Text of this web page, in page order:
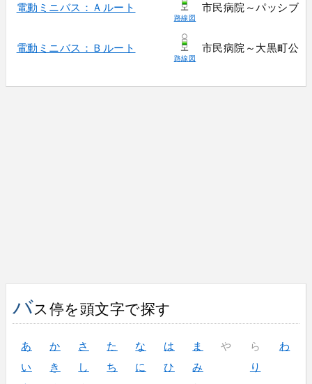
電動ミニバス：Ａルート
路線図
市民病院～パッシブ
電動ミニバス：Ｂルート
路線図
市民病院～大黒町公民
バス停を頭文字で探す
あ か さ た な は ま や ら
わ
い
き し ち に ひ み
り